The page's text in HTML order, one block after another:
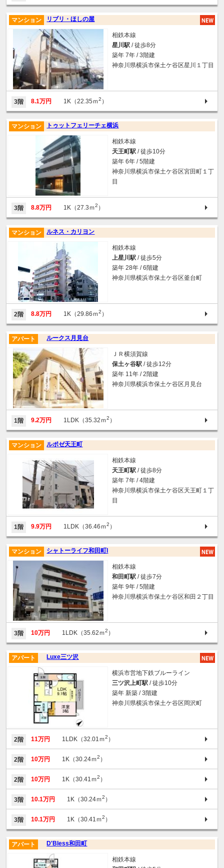
リブリ・ほしの屋
マンション
相鉄本線
星川駅 / 徒歩8分
築年 7年 / 3階建
神奈川県横浜市保土ケ谷区星川１丁目
3階 8.1万円 1K（22.35ｍ2 ）
トゥットフェリーチェ横浜
マンション
相鉄本線
天王町駅 / 徒歩10分
築年 6年 / 5階建
神奈川県横浜市保土ケ谷区宮田町１丁
目
3階 8.8万円 1K（27.3ｍ2 ）
ルネス・カリヨン
マンション
相鉄本線
上星川駅 / 徒歩5分
築年 28年 / 6階建
神奈川県横浜市保土ケ谷区釜台町
2階 8.8万円 1K（29.86ｍ2 ）
ルークス月見台
アパート
ＪＲ横須賀線
保土ヶ谷駅 / 徒歩12分
築年 11年 / 2階建
神奈川県横浜市保土ケ谷区月見台
1階 9.2万円 1LDK（35.32ｍ2 ）
ルポゼ天王町
マンション
相鉄本線
天王町駅 / 徒歩8分
築年 7年 / 4階建
神奈川県横浜市保土ケ谷区天王町１丁
目
1階 9.9万円 1LDK（36.46ｍ2 ）
シャトーライフ和田町I
マンション
相鉄本線
和田町駅 / 徒歩7分
築年 9年 / 5階建
神奈川県横浜市保土ケ谷区和田２丁目
3階 10万円 1LDK（35.62ｍ2 ）
Luxe三ツ沢
アパート
横浜市営地下鉄ブルーライン
三ツ沢上町駅 / 徒歩10分
築年 新築 / 3階建
神奈川県横浜市保土ケ谷区岡沢町
2階 11万円 1LDK（32.01ｍ2 ）
2階 10万円 1K（30.24ｍ2 ）
2階 10万円 1K（30.41ｍ2 ）
3階 10.1万円 1K（30.24ｍ2 ）
3階 10.1万円 1K（30.41ｍ2 ）
D'Bless和田町
アパート
相鉄本線